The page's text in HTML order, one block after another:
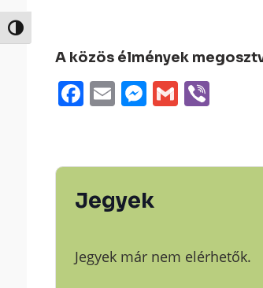
Nagy kontraszt váltása
A közös élmények
Facebook
EmailMessenger
GmailViber
Jegyek
Jegyek már nem elérhetők.